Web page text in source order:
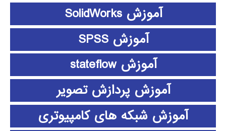
آموزش SolidWorks
آموزش SPSS
آموزش stateflow
آموزش پردازش تصویر
آموزش شبکه های کامپیوتری